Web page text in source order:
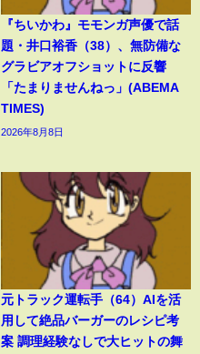
『ちいかわ』モモンガ声優で話
題・井口裕香（38）、無防備な
グラビアオフショットに反響
「たまりませんねっ」(ABEMA
TIMES)
2026年8月8日
元トラック運転手（64）AIを活
用して絶品バーガーのレシピ考
案 調理経験なしで大ヒットの舞